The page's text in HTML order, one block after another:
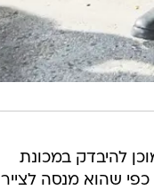
להיבדק במכונת
שהוא מנסה לצייר